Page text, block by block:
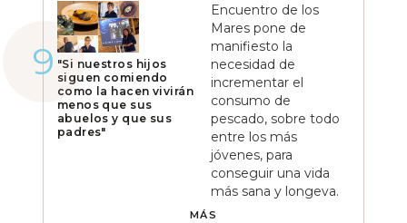
"Si nuestros hijos
siguen comiendo
como la hacen vivirán
menos que sus
abuelos y que sus
padres"
Encuentro de los
Mares pone de
manifiesto la
necesidad de
incrementar el
consumo de
pescado, sobre todo
entre los más
jóvenes, para
conseguir una vida
más sana y longeva.
MÁS